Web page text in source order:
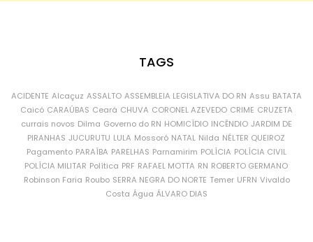
TAGS
ACIDENTE Alcaçuz ASSALTO ASSEMBLEIA LEGISLATIVA DO RN Assu BATATA
Caicó CARAÚBAS Ceará CHUVA CORONEL AZEVEDO CRIME CRUZETA
currais novos Dilma Governo do RN HOMICÍDIO INCÊNDIO JARDIM DE
PIRANHAS JUCURUTU LULA Mossoró NATAL Nilda NÉLTER QUEIROZ
Pagamento PARAÍBA PARELHAS Parnamirim POLÍCIA POLÍCIA CIVIL
POLÍCIA MILITAR Política PRF RAFAEL MOTTA RN ROBERTO GERMANO
Robinson Faria Roubo SERRA NEGRA DO NORTE Temer UFRN Vivaldo
Costa Água ÁLVARO DIAS